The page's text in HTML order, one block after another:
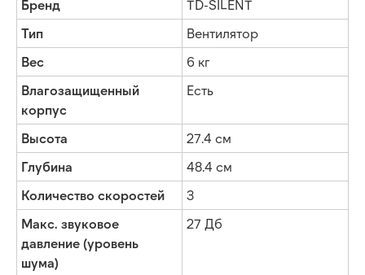
Бренд
TD-SILENT
Тип
Вентилятор
Вес
6 кг
Влагозащищенный
корпус
Есть
Высота
27.4 см
Глубина
48.4 см
Количество скоростей
3
Макс. звуковое
давление (уровень
шума)
27 Дб